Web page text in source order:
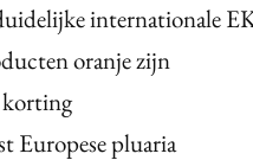
internationale
oranje zijn
Europese pluaria